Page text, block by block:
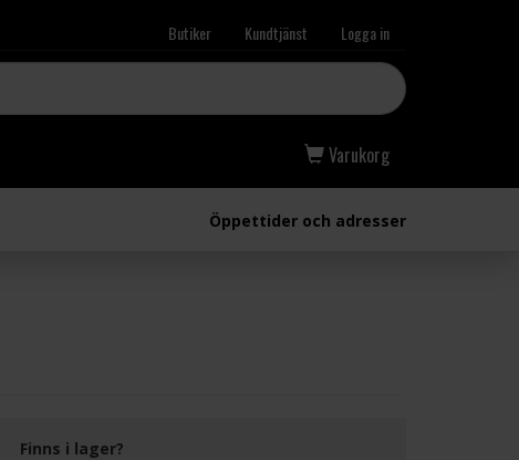
Butiker Kundtjänst Logga in
Varukorg
Öppettider och adresser
Finns i lager?